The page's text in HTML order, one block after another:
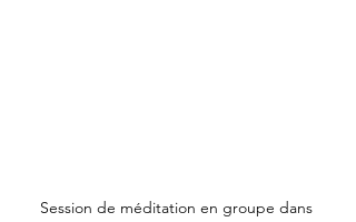
Session de méditation en groupe dans